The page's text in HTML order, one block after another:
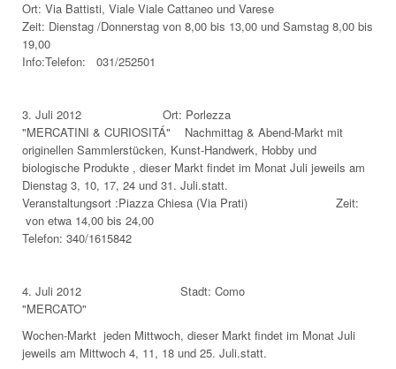
Ort: Via Battisti, Viale Viale Cattaneo und Varese
Zeit: Dienstag /Donnerstag von 8,00 bis 13,00 und Samstag 8,00 bis
19,00
Info:Telefon: 031/252501
3. Juli 2012 Ort: Porlezza
"MERCATINI & CURIOSITÁ" Nachmittag & Abend-Markt mit
originellen Sammlerstücken, Kunst-Handwerk, Hobby und
biologische Produkte , dieser Markt findet im Monat Juli jeweils am
Dienstag 3, 10, 17, 24 und 31. Juli.statt.
Veranstaltungsort :Piazza Chiesa (Via Prati) Zeit:
von etwa 14,00 bis 24,00
Telefon: 340/1615842
4. Juli 2012 Stadt: Como
"MERCATO"
Wochen-Markt jeden Mittwoch, dieser Markt findet im Monat Juli
jeweils am Mittwoch 4, 11, 18 und 25. Juli.statt.